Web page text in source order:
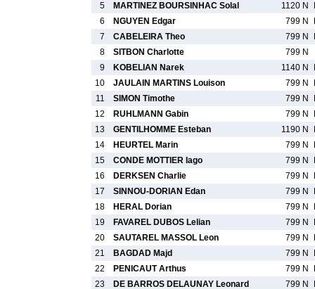
5
MARTINEZ BOURSINHAC Solal 1120 N
6
NGUYEN Edgar 799 N
7
CABELEIRA Theo 799 N
8
SITBON Charlotte 799 N
9
KOBELIAN Narek 1140 N
10
JAULAIN MARTINS Louison 799 N
11
SIMON Timothe 799 N
12
RUHLMANN Gabin 799 N
13
GENTILHOMME Esteban 1190 N
14
HEURTEL Marin 799 N
15
CONDE MOTTIER Iago 799 N
16
DERKSEN Charlie 799 N
17
SINNOU-DORIAN Edan 799 N
18
HERAL Dorian 799 N
19
FAVAREL DUBOS Lelian 799 N
20
SAUTAREL MASSOL Leon 799 N
21
BAGDAD Majd 799 N
22
PENICAUT Arthus 799 N
23
DE BARROS DELAUNAY Leonard 799 N